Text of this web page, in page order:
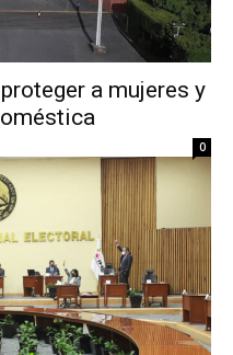
a mujeres y
0